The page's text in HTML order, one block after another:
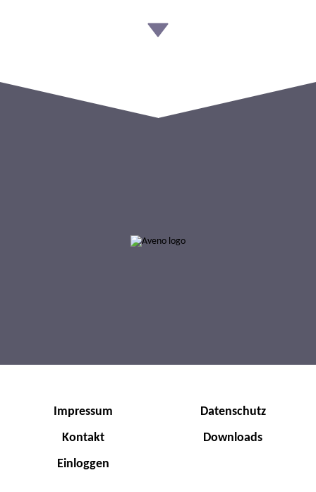
Impressum
Datenschutz
Kontakt
Downloads
Einloggen